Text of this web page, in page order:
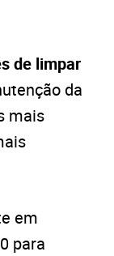
de limpar
da
mais
em
para